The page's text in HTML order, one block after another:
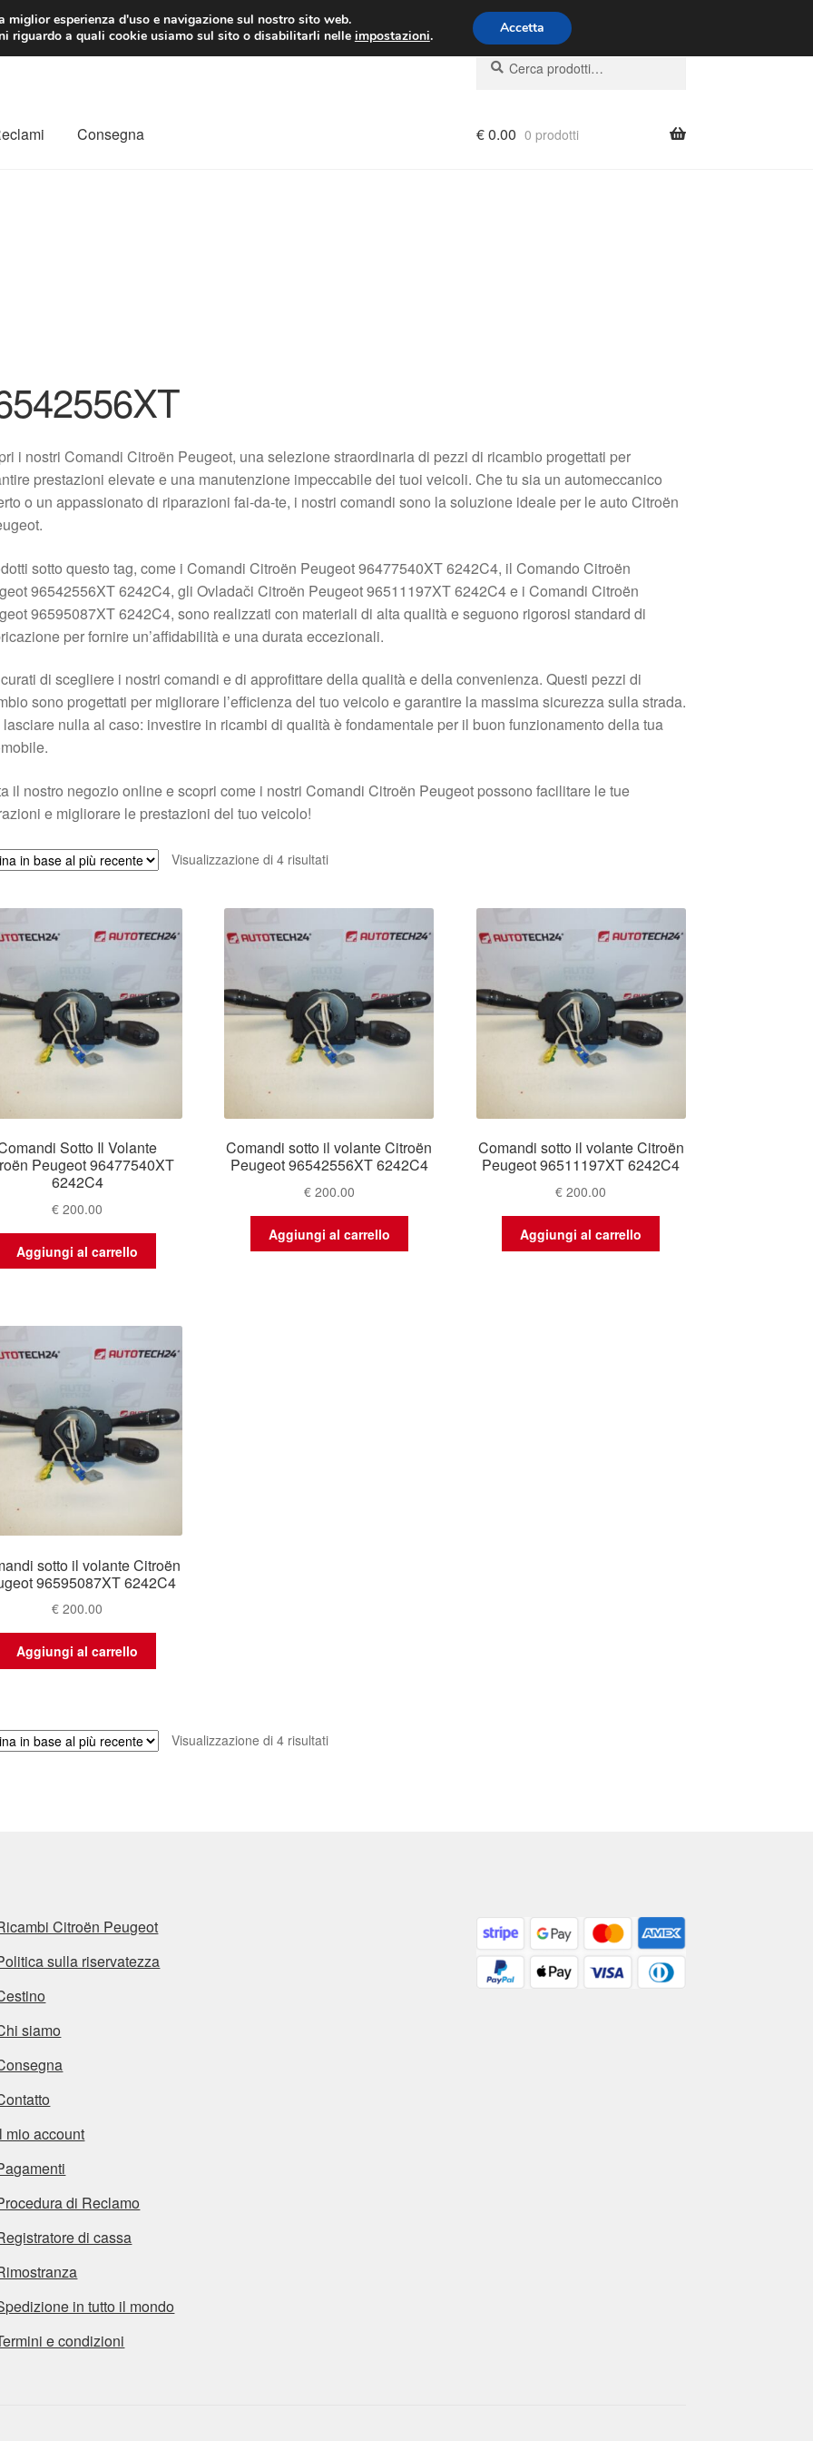
EUR Lun-Ven 9:00 - 16:00 800 580 290
Cerca:
Cerca
Consegna €0.00 0 prodotti
i nostri Comandi Citroën Peugeot, una selezione straordinaria di pezzi di ricambio progettati per
prestazioni elevate e una manutenzione impeccabile dei tuoi veicoli. Che tu sia un automeccanico
o un appassionato di riparazioni fai-da-te, i nostri comandi sono la soluzione ideale per le auto Citroën
sotto questo tag, come i Comandi Citroën Peugeot 96477540XT 6242C4, il Comando Citroën
96542556XT 6242C4, gli Ovladači Citroën Peugeot 96511197XT 6242C4 e i Comandi Citroën
96595087XT 6242C4, sono realizzati con materiali di alta qualità e seguono rigorosi standard di
per fornire un’affidabilità e una durata eccezionali.
di scegliere i nostri comandi e di approfittare della qualità e della convenienza. Questi pezzi di
sono progettati per migliorare l’efficienza del tuo veicolo e garantire la massima sicurezza sulla strada.
nulla al caso: investire in ricambi di qualità è fondamentale per il buon funzionamento della tua
il nostro negozio online e scopri come i nostri Comandi Citroën Peugeot possono facilitare le tue
e migliorare le prestazioni del tuo veicolo!
Visualizzazione di 4 risultatiOrdina
Sotto Il Volante
Peugeot 96477540XT
6242C4
€ 200.00
Aggiungi al carrello
Comandi sotto il volante Citroën
Peugeot 96542556XT 6242C4
€200.00
Aggiungi al carrello
Comandi sotto il volante Citroën
Peugeot 96511197XT 6242C4
€ 200.00
Aggiungi al carrello
sotto il volante Citroën
96595087XT 6242C4
€ 200.00
Aggiungi al carrello
Visualizzazione di 4 risultatiOrdina
Citroën Peugeot
sulla riservatezza
siamo
mio account
di Reclamo
di cassa
in tutto il mondo
e condizioni
esperienza d'uso e navigazione sul nostro sito web.
riguardo a quali cookie usiamo sul sito o disabilitarli nelle impostazioni. Accetta